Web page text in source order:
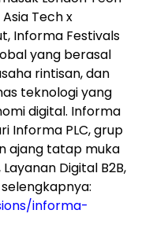
Tech x
Informa Festivals
yang berasal
rintisan, dan
teknologi yang
digital. Informa
Informa PLC, grup
ajang tatap muka
Digital B2B,
informa-